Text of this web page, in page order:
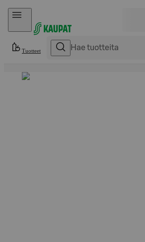
Hyppää sisältöön
Tuotteet